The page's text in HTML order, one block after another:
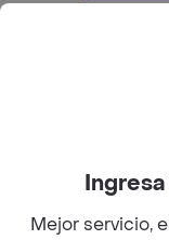
Pide tu comida
Mejor servicio,